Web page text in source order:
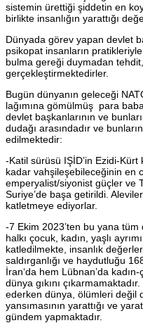
sistemin ürettiği şiddetin en
birlikte insanlığın yarattığı
Dünyada görev yapan devlet
psikopat insanların
bulma gereği duymadan
gerçekleştirmektedirler.
Bugün dünyanın geleceği
lağımına gömülmüş para
devlet başkanlarının ve
dudağı arasındadır ve
edilmektedir:
-Katil sürüsü IŞİD’in Ezidi-Kürt
kadar vahşileşebileceğinin en
emperyalist/siyonist güçler ve
Suriye’de başa getirildi.
katletmeye ediyorlar.
-7 Ekim 2023’ten bu yana
halkı çocuk, kadın, yaşlı
katledilmekte, insanlık
saldırganlığı ve haydutluğu
İran‘da hem Lübnan’da
dünya gıkını
ederken dünya, ölümleri değil
yansımasının yarattığı ve
gündem yapmaktadır.